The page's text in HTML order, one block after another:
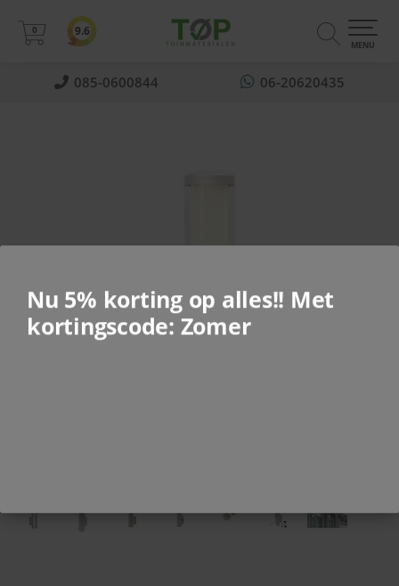
Nu 5% korting op alles!! Met
kortingscode: Zomer
06-20620435
085-0600844
0
0
MENU
9.6